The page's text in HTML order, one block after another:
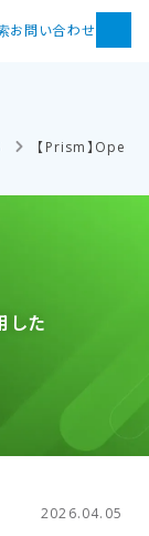
お問い合わせ
【Prism】
した​
2026.04.05